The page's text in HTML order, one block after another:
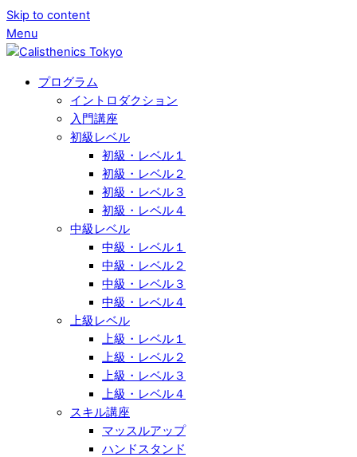
Skip to content
Menu
プログラム
イントロダクション
入門講座
初級レベル
初級・レベル１
初級・レベル２
初級・レベル３
初級・レベル４
中級レベル
中級・レベル１
中級・レベル２
中級・レベル３
中級・レベル４
上級レベル
上級・レベル１
上級・レベル２
上級・レベル３
上級・レベル４
スキル講座
マッスルアップ
ハンドスタンド